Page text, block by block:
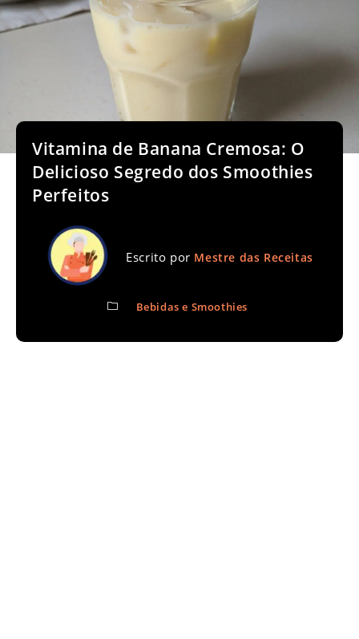
Vitamina de Banana Cremosa: O
Delicioso Segredo dos Smoothies
Perfeitos
Escrito por Mestre das Receitas
Bebidas e Smoothies